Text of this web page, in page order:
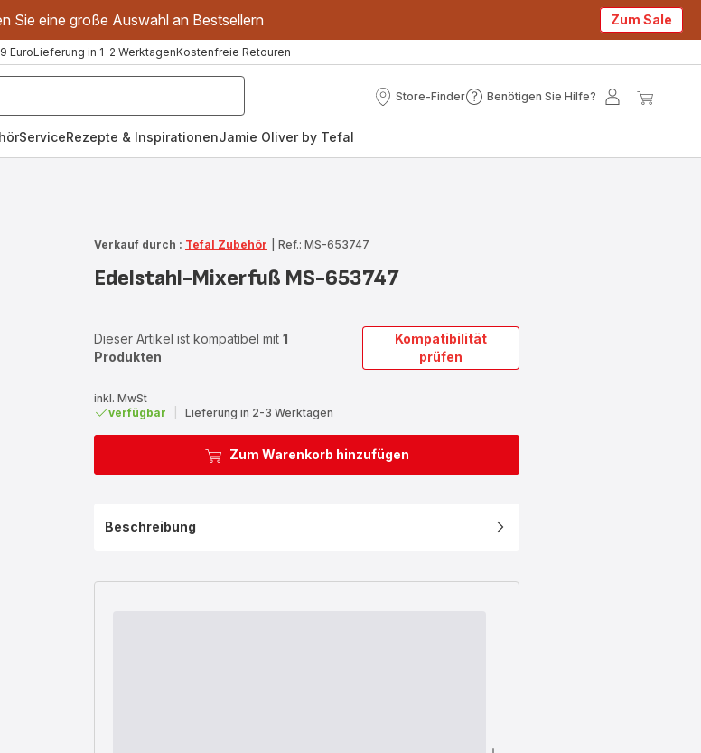
Sie eine große Auswahl an Bestsellern Zum Sale
EuroLieferung in 1-2 WerktagenKostenfreie Retouren
Store-Finder
Store-
Benötigen Sie Hilfe?
Benötigen
Mein
ServiceRezepte & InspirationenJamie Oliver by Tefal
Verkauf durch : Tefal Zubehör Ref.: MS-653747
Edelstahl-Mixerfuß MS-653747
Dieser Artikel ist kompatibel mit 1
Produkten
Kompatibilität
prüfen
inkl. MwSt
verfügbar
Lieferung in 2-3 Werktagen
Zum Warenkorb hinzufügen
Beschreibung